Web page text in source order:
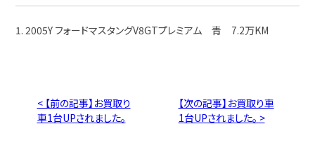
1. 2005Y フォードマスタングV8GTプレミアム 青 7.2万KM
< 【前の記事】お買取り
車1台UPされました。
【次の記事】お買取り車
1台UPされました。 >